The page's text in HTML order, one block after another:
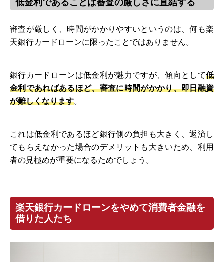
低金利であることは審査の厳しさに直結する
審査が厳しく、時間がかかりやすいというのは、何も楽
天銀行カードローンに限ったことではありません。
銀行カードローンは低金利が魅力ですが、傾向として低
金利であればあるほど、審査に時間がかかり、即日融資
が難しくなります。
これは低金利であるほど銀行側の負担も大きく、返済し
てもらえなかった場合のデメリットも大きいため、利用
者の見極めが重要になるためでしょう。
楽天銀行カードローンをやめて消費者金融を
借りた人たち